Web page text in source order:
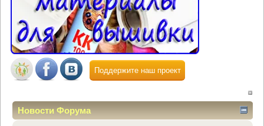
Поддержите наш проект
Новости Форума